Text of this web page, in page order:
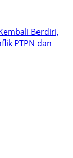
Berdiri,
PTPN dan